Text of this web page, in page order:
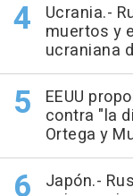
Ucrania.-
muertos y
ucraniana
EEUU
contra "la
Ortega y
Japón.-